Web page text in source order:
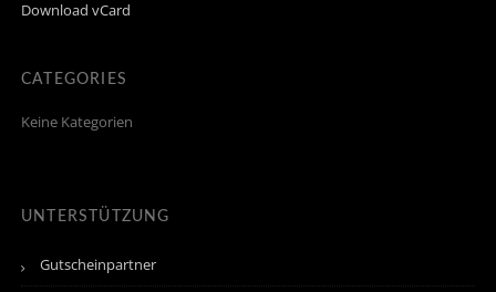
Download vCard
CATEGORIES
Keine Kategorien
UNTERSTÜTZUNG
Gutscheinpartner